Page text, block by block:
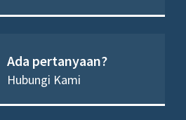
Ada pertanyaan?
Hubungi Kami